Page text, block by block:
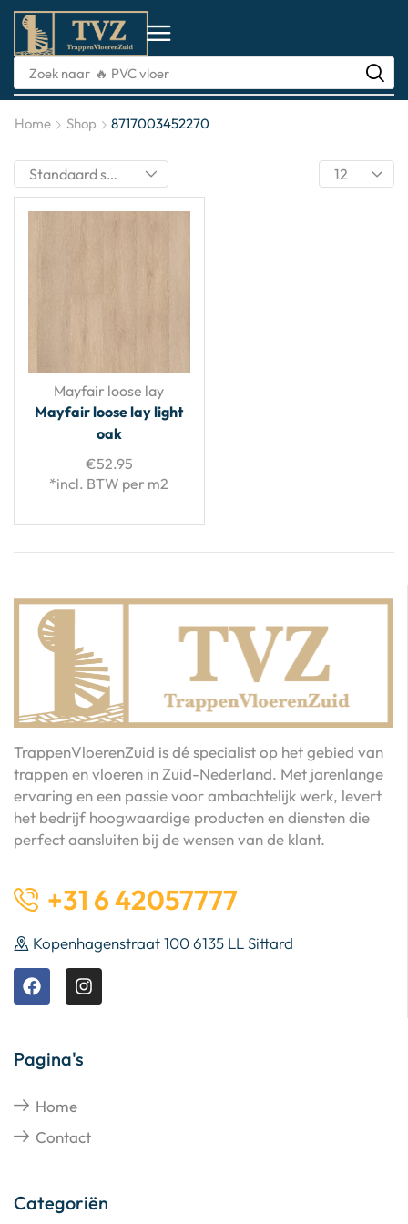
Zoek naar 🔥 PVC vloer
Home Shop 8717003452270
Mayfair loose lay
Mayfair loose lay light
oak
€52.95
*incl. BTW per m2
TrappenVloerenZuid is dé specialist op het gebied van
trappen en vloeren in Zuid-Nederland. Met jarenlange
ervaring en een passie voor ambachtelijk werk, levert
het bedrijf hoogwaardige producten en diensten die
perfect aansluiten bij de wensen van de klant.
+31 6 42057777
Kopenhagenstraat 100 6135 LL Sittard
Pagina's
Home
Contact
Categoriën